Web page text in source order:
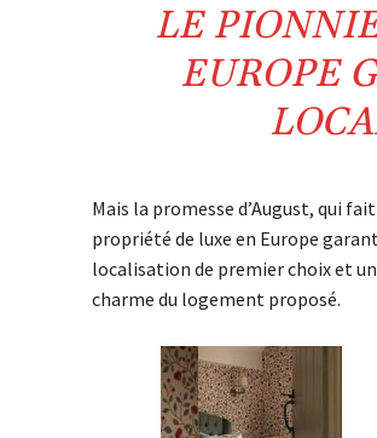
LE
EUROPE
Mais la promesse d’August, qui
propriété de luxe en Europe
localisation de premier choix et
charme du logement proposé.